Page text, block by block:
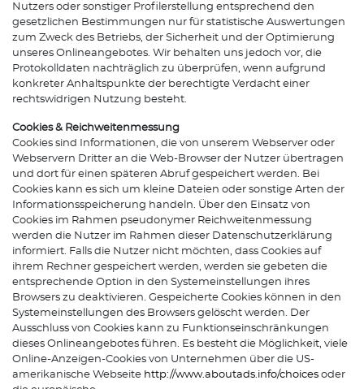
Nutzers oder sonstiger Profilerstellung entsprechend den
gesetzlichen Bestimmungen nur für statistische Auswertungen
zum Zweck des Betriebs, der Sicherheit und der Optimierung
unseres Onlineangebotes. Wir behalten uns jedoch vor, die
Protokolldaten nachträglich zu überprüfen, wenn aufgrund
konkreter Anhaltspunkte der berechtigte Verdacht einer
rechtswidrigen Nutzung besteht.
Cookies & Reichweitenmessung
Cookies sind Informationen, die von unserem Webserver oder
Webservern Dritter an die Web-Browser der Nutzer übertragen
und dort für einen späteren Abruf gespeichert werden. Bei
Cookies kann es sich um kleine Dateien oder sonstige Arten der
Informationsspeicherung handeln. Über den Einsatz von
Cookies im Rahmen pseudonymer Reichweitenmessung
werden die Nutzer im Rahmen dieser Datenschutzerklärung
informiert. Falls die Nutzer nicht möchten, dass Cookies auf
ihrem Rechner gespeichert werden, werden sie gebeten die
entsprechende Option in den Systemeinstellungen ihres
Browsers zu deaktivieren. Gespeicherte Cookies können in den
Systemeinstellungen des Browsers gelöscht werden. Der
Ausschluss von Cookies kann zu Funktionseinschränkungen
dieses Onlineangebotes führen. Es besteht die Möglichkeit, viele
Online-Anzeigen-Cookies von Unternehmen über die US-
amerikanische Webseite http://www.aboutads.info/choices oder